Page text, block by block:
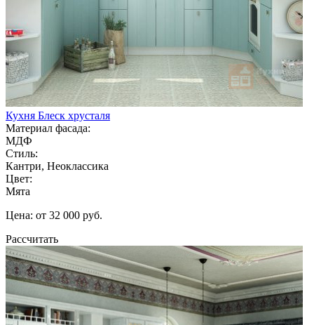
Кухня Блеск хрусталя
Материал фасада:
МДФ
Стиль:
Кантри, Неоклассика
Цвет:
Мята
Цена: от 32 000 руб.
Рассчитать